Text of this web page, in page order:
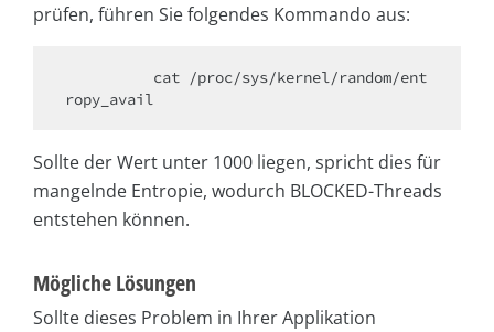
prüfen, führen Sie folgendes Kommando aus:
Sollte der Wert unter 1000 liegen, spricht dies für
mangelnde Entropie, wodurch BLOCKED-Threads
entstehen können.
Mögliche Lösungen
Sollte dieses Problem in Ihrer Applikation